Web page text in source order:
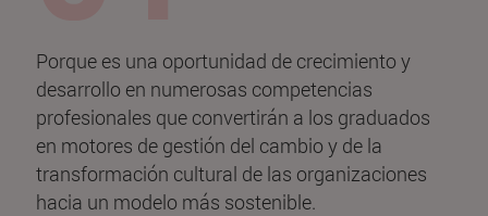
Porque es una oportunidad de crecimiento y
desarrollo en numerosas competencias
profesionales que convertirán a los graduados
en motores de gestión del cambio y de la
transformación cultural de las organizaciones
hacia un modelo más sostenible.